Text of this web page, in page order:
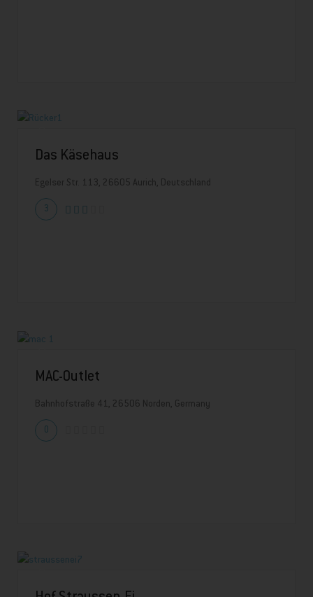
Das Käsehaus
Egelser Str. 113, 26605 Aurich, Deutschland
3
MAC-Outlet
Bahnhofstraße 41, 26506 Norden, Germany
0